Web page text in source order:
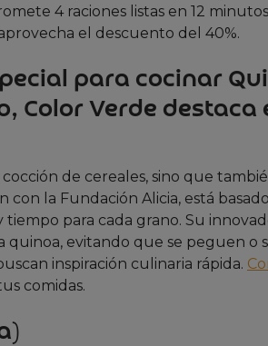
4 raciones listas en 12
el descuento del 40%.
para cocinar
Color Verde destaca
de cereales, sino que
con la Fundación Alicia, está
para cada grano. Su
evitando que se peguen o
inspiración culinaria rápida.
comidas.